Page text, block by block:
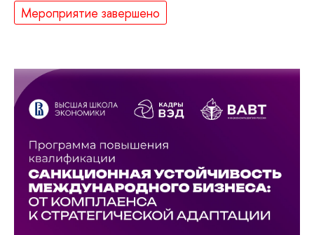
Мероприятие завершено